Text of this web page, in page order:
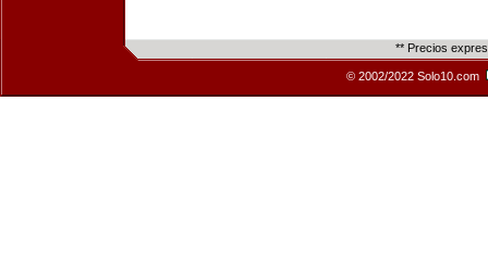
** Precios
© 2002/2022 Solo10.com